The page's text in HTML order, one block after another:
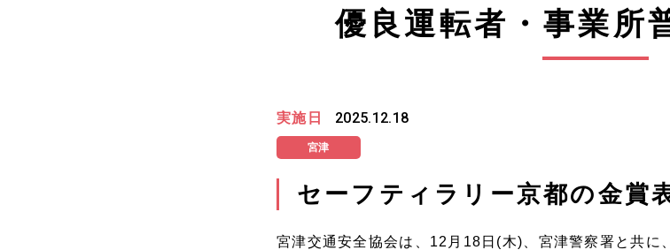
優良運転者・事業所
実施日 2025.12.18
宮津
セーフティラリー京都の金賞
宮津交通安全協会は、12月18日(木)、宮津警察署と共に、